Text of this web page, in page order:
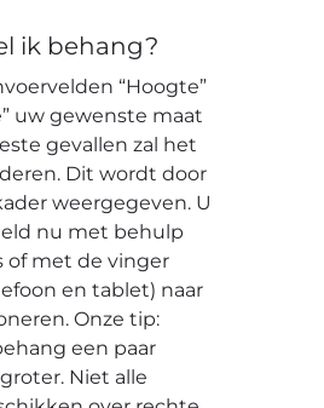
ik behang?
“Hoogte”
uw gewenste maat
gevallen zal het
Dit wordt door
weergegeven. U
nu met behulp
of met de vinger
en tablet) naar
Onze tip:
een paar
Niet alle